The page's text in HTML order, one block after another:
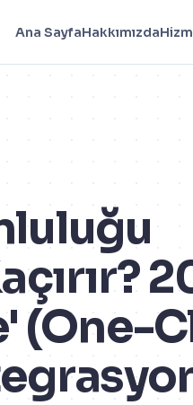
Ana SayfaHakkımızda
(One-